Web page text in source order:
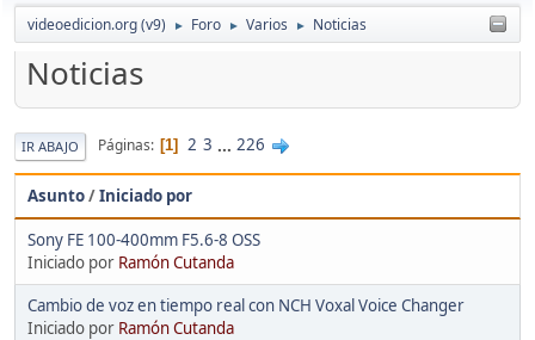
videoedicion.org (v9) ► Foro ► Varios ► Noticias
Noticias
IR ABAJO Páginas 1 2 3 ... 226
Asunto/Iniciado por
Sony FE 100-400mm F5.6-8 OSS
Iniciado por Ramón Cutanda
Cambio de voz en tiempo real con NCH Voxal Voice Changer
Iniciado por Ramón Cutanda